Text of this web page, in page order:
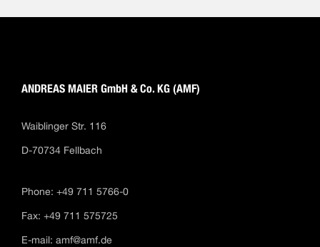
ANDREAS MAIER GmbH & Co. KG (AMF)
Waiblinger Str. 116
D-70734 Fellbach
Phone: +49 711 5766-0
Fax: +49 711 575725
E-mail: amf@amf.de